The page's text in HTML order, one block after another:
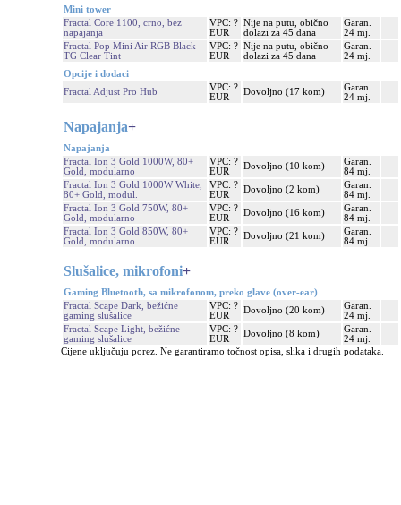
Mini tower
Fractal Core 1100, crno, bez
napajanja
VPC: ?
EUR
Nije na putu, obično
dolazi za 45 dana
Garan.
24 mj.
Fractal Pop Mini Air RGB Black
TG Clear Tint
VPC: ?
EUR
Nije na putu, obično
dolazi za 45 dana
Garan.
24 mj.
Opcije i dodaci
Fractal Adjust Pro Hub
VPC: ?
EUR
Dovoljno (17 kom)
Garan.
24 mj.
Napajanja+
Napajanja
Fractal Ion 3 Gold 1000W, 80+
Gold, modularno
VPC: ?
EUR
Dovoljno (10 kom)
Garan.
84 mj.
Fractal Ion 3 Gold 1000W White,
80+ Gold, modul.
VPC: ?
EUR
Dovoljno (2 kom)
Garan.
84 mj.
Fractal Ion 3 Gold 750W, 80+
Gold, modularno
VPC: ?
EUR
Dovoljno (16 kom)
Garan.
84 mj.
Fractal Ion 3 Gold 850W, 80+
Gold, modularno
VPC: ?
EUR
Dovoljno (21 kom)
Garan.
84 mj.
Slušalice, mikrofoni+
Gaming Bluetooth, sa mikrofonom, preko glave (over-ear)
Fractal Scape Dark, bežićne
gaming slušalice
VPC: ?
EUR
Dovoljno (20 kom)
Garan.
24 mj.
Fractal Scape Light, bežićne
gaming slušalice
VPC: ?
EUR
Dovoljno (8 kom)
Garan.
24 mj.
Cijene uključuju porez. Ne garantiramo točnost opisa, slika i drugih podataka.